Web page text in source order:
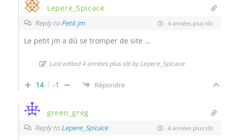
Lepere_Spicace
Reply to Petit jm 4 années plus tôt
Le petit jm a dû se tromper de site …
Last edited 4 années plus tôt by Lepere_Spicace
14 -1 Répondre
green_greg
Reply to Lepere_Spicace 4 années plus tôt